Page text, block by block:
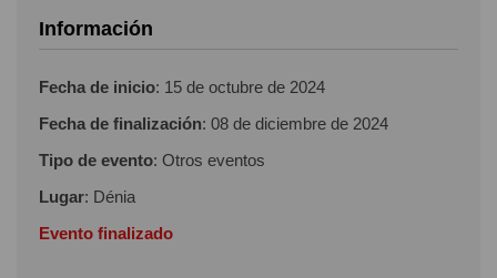
Información
Fecha de inicio: 15 de octubre de 2024
Fecha de finalización: 08 de diciembre de 2024
Tipo de evento: Otros eventos
Lugar: Dénia
Evento finalizado